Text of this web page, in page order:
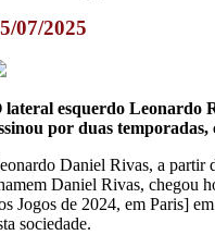
07/2025
lateral esquerdo Leonardo
por duas temporadas,
Daniel Rivas, a partir
Daniel Rivas, chegou
Jogos de 2024, em Paris]
sociedade.